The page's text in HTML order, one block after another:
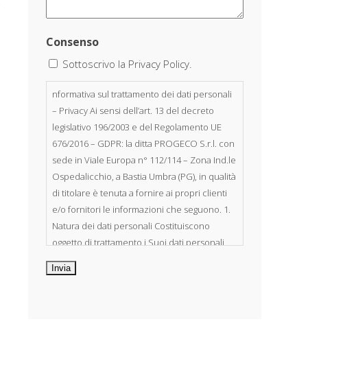
Consenso
Sottoscrivo la Privacy Policy.
nformativa sul trattamento dei dati personali
– Privacy Ai sensi dell’art. 13 del decreto
legislativo 196/2003 e del Regolamento UE
676/2016 – GDPR: la ditta PROGECO S.r.l. con
sede in Viale Europa n° 112/114 – Zona Ind.le
Ospedalicchio, a Bastia Umbra (PG), in qualità
di titolare è tenuta a fornire ai propri clienti
e/o fornitori le informazioni che seguono. 1.
Natura dei dati personali Costituiscono
oggetto di trattamento i Suoi dati personali,
riferibili direttamente od indirettamente al
suo rapporto con la ditta scrivente, per il